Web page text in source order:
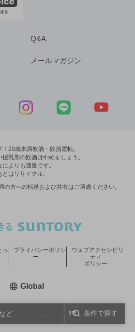
条件で探す
Q&A
メールマガジン
！20歳未満飲酒・飲酒運転。
授乳期の飲酒はやめましょう。
によりも適量です。
はリサイクル。
の方への転送および共有はご遠慮ください。
SUNTORY HOLDINGS LIMITED.
RIGHTS RESERVED.
っ
プライバシーポリシ
ー
ウェブアクセシビリ
ティ
ポリシー
Global新しいウィンドウで開く